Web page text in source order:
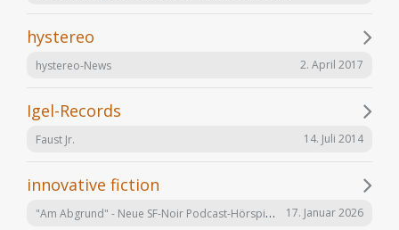
hystereo
hystereo-News 2. April 2017
Igel-Records
Faust Jr. 14. Juli 2014
innovative fiction
"Am Abgrund" - Neue SF-Noir Podcast-Hörspielserie 17. Januar 2026